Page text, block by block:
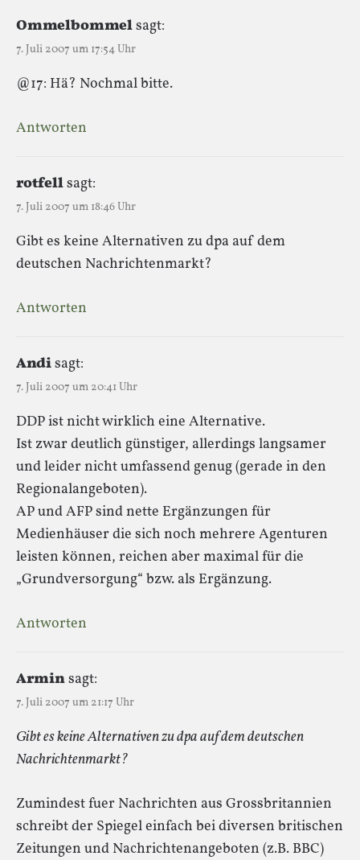
Ommelbommelsagt:
7. Juli 2007 um 17:54 Uhr
@17: Hä? Nochmal bitte.
Antworten
rotfellsagt:
7. Juli 2007 um 18:46 Uhr
Gibt es keine Alternativen zu dpa auf dem
deutschen Nachrichtenmarkt?
Antworten
Andisagt:
7. Juli 2007 um 20:41 Uhr
DDP ist nicht wirklich eine Alternative.
Ist zwar deutlich günstiger, allerdings langsamer
und leider nicht umfassend genug (gerade in den
Regionalangeboten).
AP und AFP sind nette Ergänzungen für
Medienhäuser die sich noch mehrere Agenturen
leisten können, reichen aber maximal für die
„Grundversorgung“ bzw. als Ergänzung.
Antworten
Arminsagt:
7. Juli 2007 um 21:17 Uhr
Gibt es keine Alternativen zu dpa auf dem deutschen
Nachrichtenmarkt?
Zumindest fuer Nachrichten aus Grossbritannien
schreibt der Spiegel einfach bei diversen britischen
Zeitungen und Nachrichtenangeboten (z.B. BBC)